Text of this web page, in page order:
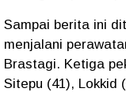
Sampai berita ini
menjalani
Brastagi. Ketiga
Sitepu (41), Lokkid